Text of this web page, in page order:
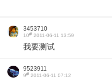
3453710
10# 2011-06-11 13:59
我要测试
9523911
9# 2011-06-11 07:12